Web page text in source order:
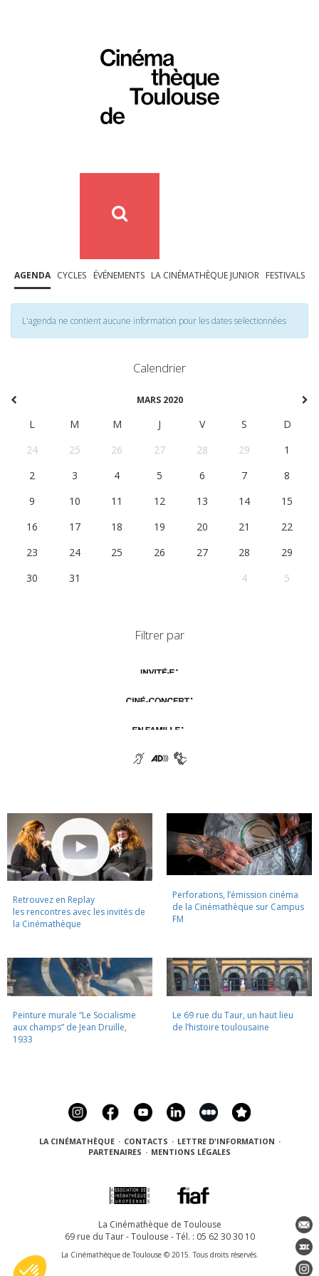
AGENDA CYCLES ÉVÉNEMENTS LA CINÉMATHÈQUE JUNIOR FESTIVALS
L'agenda ne contient aucune information pour les dates selectionnées
Calendrier
MARS 2020
L M M J V S
D
24
25 26 27 28 29
1
2
3 4 5 6 7
8
9
10 11 12 13 14
15
16
17 18 19 20 21
22
23
24 25 26 27 28
29
30
31 4 5
Filtrer par
Retrouvez en Replay
les rencontres avec les invités de
la Cinémathèque
Perforations, l’émission cinéma
de la Cinémathèque sur Campus
FM
Peinture murale “Le Socialisme
aux champs” de Jean Druille,
1933
Le 69 rue du Taur, un haut lieu
de l’histoire toulousaine
LA CINÉMATHÈQUE · CONTACTS · LETTRE D'INFORMATION ·
PARTENAIRES · MENTIONS LÉGALES
La Cinémathèque de Toulouse
69 rue du Taur - Toulouse - Tél. : 05 62 30 30 10
La Cinémathèque de Toulouse © 2015. Tous droits réservés.